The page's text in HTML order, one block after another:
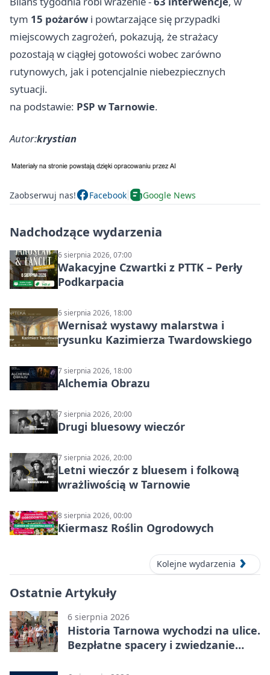
tym 15 pożarów i powtarzające się przypadki
miejscowych zagrożeń, pokazują, że strażacy
pozostają w ciągłej gotowości wobec zarówno
rutynowych, jak i potencjalnie niebezpiecznych
sytuacji.
na podstawie: PSP w Tarnowie.
Autor:krystian
Zaobserwuj nas! Facebook Google News
Nadchodzące wydarzenia
6 sierpnia 2026, 07:00
Wakacyjne Czwartki z PTTK – Perły
Podkarpacia
6 sierpnia 2026, 18:00
Wernisaż wystawy malarstwa i
rysunku Kazimierza Twardowskiego
7 sierpnia 2026, 18:00
Alchemia Obrazu
7 sierpnia 2026, 20:00
Drugi bluesowy wieczór
7 sierpnia 2026, 20:00
Letni wieczór z bluesem i folkową
wrażliwością w Tarnowie
8 sierpnia 2026, 00:00
Kiermasz Roślin Ogrodowych
Kolejne wydarzenia
Ostatnie Artykuły
6 sierpnia 2026
Historia Tarnowa wychodzi na ulice.
Bezpłatne spacery i zwiedzanie